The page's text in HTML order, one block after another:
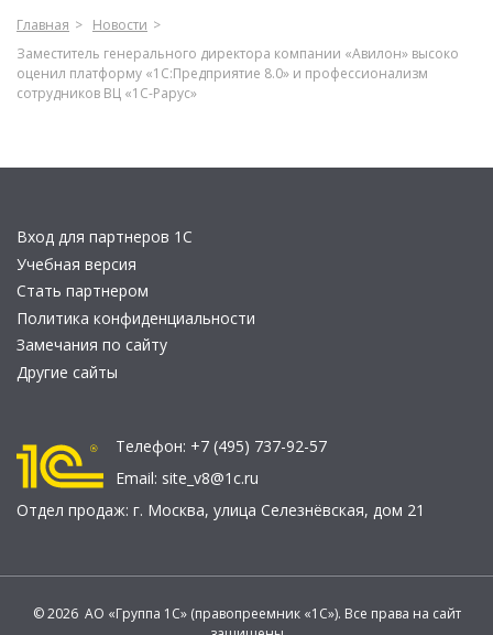
Главная
Новости
Заместитель генерального директора компании «Авилон» высоко
оценил платформу «1С:Предприятие 8.0» и профессионализм
сотрудников ВЦ «1С-Рарус»
Вход для партнеров 1С
Учебная версия
Стать партнером
Политика конфиденциальности
Замечания по сайту
Другие сайты
Телефон: +7 (495) 737-92-57
Email: site_v8@1c.ru
Отдел продаж: г. Москва, улица Селезнёвская, дом 21
© 2026 АО «Группа 1С» (правопреемник «1С»). Все права на сайт